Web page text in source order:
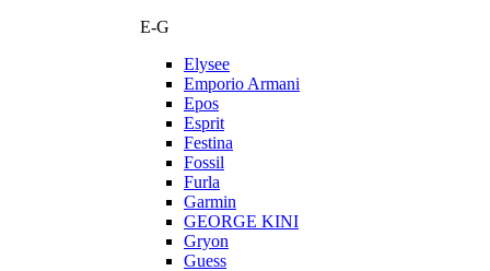
E-G
Elysee
Emporio Armani
Epos
Esprit
Festina
Fossil
Furla
Garmin
GEORGE KINI
Gryon
Guess